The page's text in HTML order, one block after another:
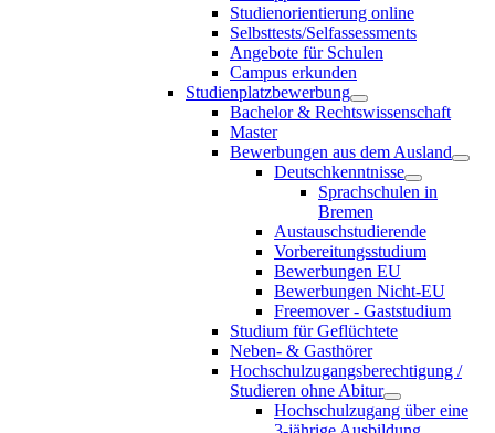
Studienorientierung online
Selbsttests/Selfassessments
Angebote für Schulen
Campus erkunden
Studienplatzbewerbung
Bachelor & Rechtswissenschaft
Master
Bewerbungen aus dem Ausland
Deutschkenntnisse
Sprachschulen in
Bremen
Austauschstudierende
Vorbereitungsstudium
Bewerbungen EU
Bewerbungen Nicht-EU
Freemover - Gaststudium
Studium für Geflüchtete
Neben- & Gasthörer
Hochschulzugangsberechtigung /
Studieren ohne Abitur
Hochschulzugang über eine